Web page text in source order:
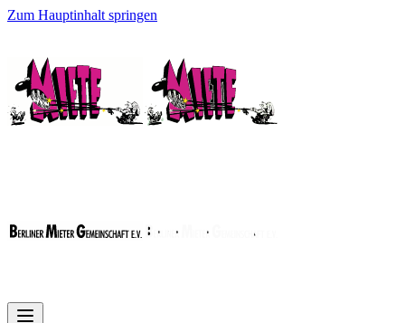
Zum Hauptinhalt springen